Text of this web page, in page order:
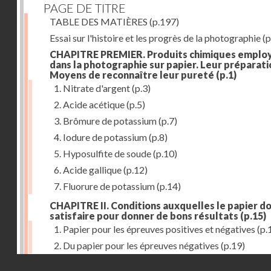
PAGE DE TITRE
TABLE DES MATIÈRES (p.197)
Essai sur l'histoire et les progrès de la photographie
CHAPITRE PREMIER. Produits chimiques
dans la photographie sur papier. Leur
Moyens de reconnaître leur pureté (p.1)
1. Nitrate d'argent(p.3)
2. Acide acétique(p.5)
3. Brômure de potassium(p.7)
4. Iodure de potassium(p.8)
5. Hyposulfite de soude(p.10)
6. Acide gallique(p.12)
7. Fluorure de potassium(p.14)
CHAPITRE II. Conditions auxquelles le papier
satisfaire pour donner de bons résultats (p.15)
1. Papier pour les épreuves positives et négatives
2. Du papier pour les épreuves négatives (p.19)